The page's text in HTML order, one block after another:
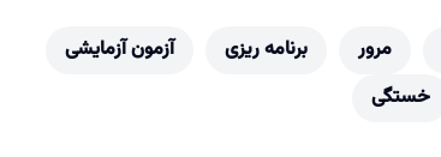
مرور برنامه ریزی
آزمون آزمایشی
خستگی